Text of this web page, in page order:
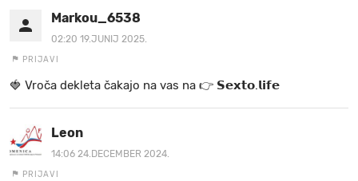
Markou_6538
02:20 19.JUNIJ 2025.
PRIJAVI
🍓 V r o č a d e k l e t a ča k a jo na va s n a 👉 𝗦𝗲𝘅𝘁𝗼.𝗹𝗶𝗳𝗲
Leon
14:06 24.DECEMBER 2024.
PRIJAVI